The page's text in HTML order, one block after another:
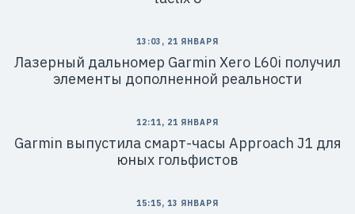
13:03, 21 ЯНВАРЯ
Лазерный дальномер Garmin Xero L60i получил
элементы дополненной реальности
12:11, 21 ЯНВАРЯ
Garmin выпустила смарт-часы Approach J1 для
юных гольфистов
15:15, 13 ЯНВАРЯ